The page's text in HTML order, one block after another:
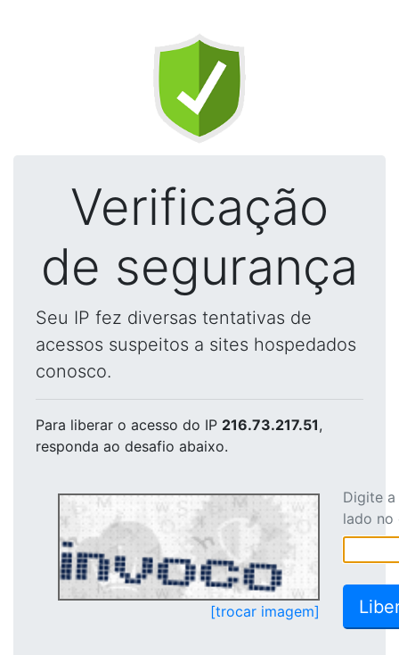
Verificação
de segurança
Seu IP fez diversas tentativas de
acessos suspeitos a sites hospedados
conosco.
Para liberar o acesso do IP 216.73.217.51,
responda ao desafio abaixo.
[trocar imagem]
Digite
lado no